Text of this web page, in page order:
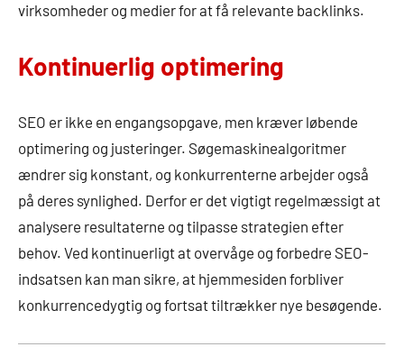
virksomheder og medier for at få relevante backlinks.
Kontinuerlig optimering
SEO er ikke en engangsopgave, men kræver løbende
optimering og justeringer. Søgemaskinealgoritmer
ændrer sig konstant, og konkurrenterne arbejder også
på deres synlighed. Derfor er det vigtigt regelmæssigt at
analysere resultaterne og tilpasse strategien efter
behov. Ved kontinuerligt at overvåge og forbedre SEO-
indsatsen kan man sikre, at hjemmesiden forbliver
konkurrencedygtig og fortsat tiltrækker nye besøgende.